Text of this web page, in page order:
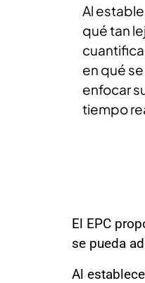
Al
qué tan
en qué
enfocar
tiempo
El EPC
se pueda
Al